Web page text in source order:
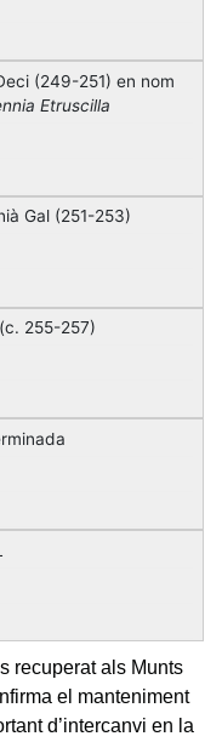
(249-251) en nom
Etruscilla
Gal (251-253)
(c. 255-257)
recuperat als Munts
el manteniment
d’intercanvi en la